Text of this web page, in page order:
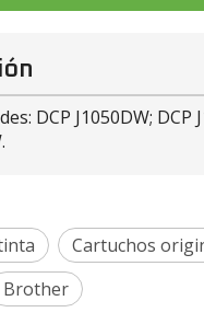
DCP J1050DW; DCP
Cartuchos
Brother